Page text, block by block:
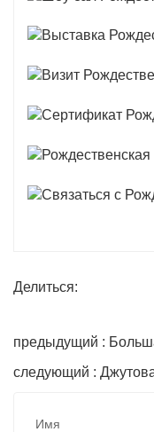
Делиться:
предыдущий :
следующий :
Имя